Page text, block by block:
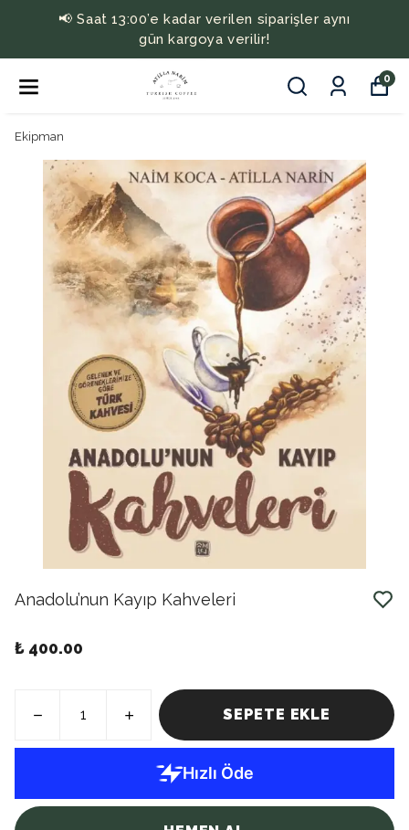
📢 Saat 13:00’e kadar verilen siparişler aynı
gün kargoya verilir!
0
Ekipman
Anadolu’nun Kayıp Kahveleri
₺ 400.00
SEPETE EKLE